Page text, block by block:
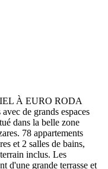
À EURO RODA
de grands espaces
dans la belle zone
78 appartements
et 2 salles de bains,
inclus. Les
d'une grande terrasse et